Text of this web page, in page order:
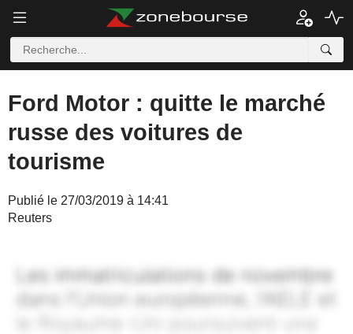
Ford Motor : quitte le marché
russe des voitures de
tourisme
Publié le 27/03/2019 à 14:41
Reuters